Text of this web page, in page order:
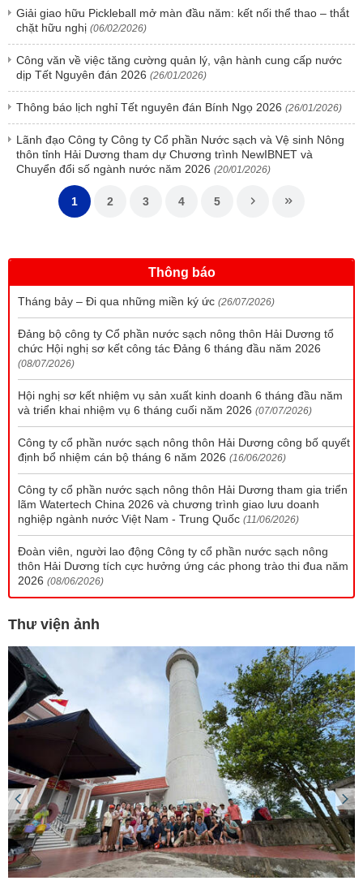
Giải giao hữu Pickleball mở màn đầu năm: kết nối thể thao – thắt
chặt hữu nghị (06/02/2026)
Công văn về việc tăng cường quản lý, vận hành cung cấp nước
dịp Tết Nguyên đán 2026 (26/01/2026)
Thông báo lịch nghỉ Tết nguyên đán Bính Ngọ 2026 (26/01/2026)
Lãnh đạo Công ty Công ty Cổ phần Nước sạch và Vệ sinh Nông
thôn tỉnh Hải Dương tham dự Chương trình NewIBNET và
Chuyển đổi số ngành nước năm 2026 (20/01/2026)
1 2 3 4 5
Thông báo
Tháng bảy – Đi qua những miền ký ức (26/07/2026)
Đảng bộ công ty Cổ phần nước sạch nông thôn Hải Dương tổ
chức Hội nghị sơ kết công tác Đảng 6 tháng đầu năm 2026
(08/07/2026)
Hội nghị sơ kết nhiệm vụ sản xuất kinh doanh 6 tháng đầu năm
và triển khai nhiệm vụ 6 tháng cuối năm 2026 (07/07/2026)
Công ty cổ phần nước sạch nông thôn Hải Dương công bố quyết
định bổ nhiệm cán bộ tháng 6 năm 2026 (16/06/2026)
Công ty cổ phần nước sạch nông thôn Hải Dương tham gia triển
lãm Watertech China 2026 và chương trình giao lưu doanh
nghiệp ngành nước Việt Nam - Trung Quốc (11/06/2026)
Đoàn viên, người lao động Công ty cổ phần nước sạch nông
thôn Hải Dương tích cực hưởng ứng các phong trào thi đua năm
2026 (08/06/2026)
Thư viện ảnh